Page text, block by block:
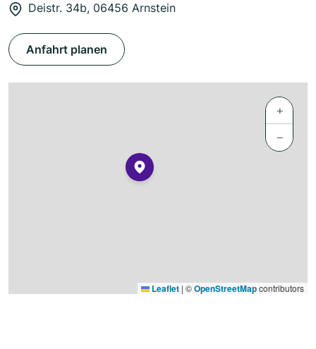
Deistr. 34b, 06456 Arnstein
Anfahrt planen
+
−
Leaflet | ©OpenStreetMapcontributors